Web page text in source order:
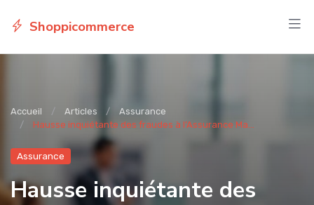
Shoppicommerce
Accueil Articles
Assurance
Hausse inquiétante des fraudes à l’Assurance Ma...
Assurance
Hausse inquiétante des